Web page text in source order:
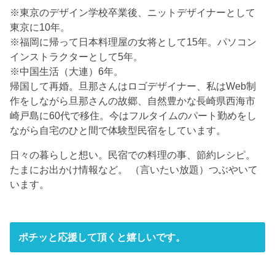
※東京のデザイン学校卒業後、ニットデザイナーとして
東京に10年。
※福岡に帰って日本料理屋の女将として15年。パソコン
インストラクターとして5年。
※中国生活（大連）6年。
帰国して再婚。旦那さんはロゴデザイナー、私はWeb制
作をしながら旦那さんの故郷、自然豊かな長崎県西海市
崎戸島に60代で移住。今はフルタイムのパート勤めをし
ながら自宅のひと間で体験型民宿をしています。
日々の暮らしと想い。民宿での料理の事、節約レシピ。
たまにお出かけ情報など。 （言いたい放題）つぶやいて
います。
ポチッと応援して頂くと嬉しいです。